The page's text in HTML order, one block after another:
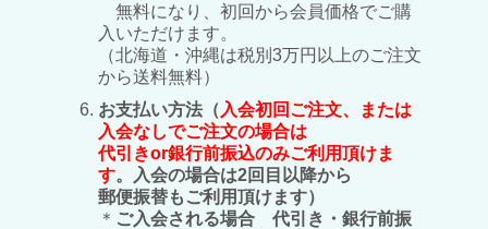
無料になり、初回から会員価格でご購
入いただけます。
（北海道・沖縄は税別3万円以上のご注文
から送料無料）
お支払い方法（ 入会初回ご注文、または
入会なしでご注文の場合は
代引きor銀行前振込のみご利用頂けま
す。入会の場合は2回目以降から
郵便振替もご利用頂けます）
＊ ご入会される場合 代引き・銀行前振